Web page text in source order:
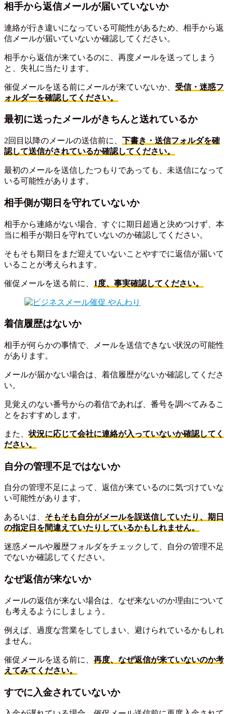
相手から返信メールが届いていないか
連絡が行き違いになっている可能性があるため、相手から返
信メールが届いていないか確認してください。
相手から返信が来ているのに、再度メールを送ってしまう
と、失礼に当たります。
催促メールを送る前にメールが来ていないか、 受信・迷惑フ
ォルダーを確認してください。
最初に送ったメールがきちんと送れているか
2回目以降のメールの送信前に、 下書き・送信フォルダを確
認して送信がされているか確認してください。
最初のメールを送信したつもりであっても、未送信になって
いる可能性があります。
相手側が期日を守れていないか
相手から連絡がない場合、すぐに期日超過と決めつけず、本
当に相手が期日を守れていないのか確認してください。
そもそも期日をまだ迎えていないことやすでに返信が届いて
いることが考えられます。
催促メールを送る前に、 1度、事実確認してください。
着信履歴はないか
相手が何らかの事情で、メールを送信できない状況の可能性
があります。
メールが届かない場合は、着信履歴がないか確認してくださ
い。
見覚えのない番号からの着信であれば、番号を調べてみるこ
とをおすすめします。
また、状況に応じて会社に連絡が入っていないか確認してく
ださい。
自分の管理不足ではないか
自分の管理不足によって、返信が来ているのに気づけていな
い可能性があります。
あるいは、 そもそも自分がメールを誤送信していたり、期日
の指定日を間違えていたりしているかもしれません。
迷惑メールや履歴フォルダをチェックして、自分の管理不足
でないか確認してください。
なぜ返信が来ないか
メールの返信が来ない場合は、なぜ来ないのか理由について
も考えるようにしましょう。
例えば、過度な営業をしてしまい、避けられているかもしれ
ません。
催促メールを送る前に、 再度、なぜ返信が来ていないのか考
えてみてください。
すでに入金されていないか